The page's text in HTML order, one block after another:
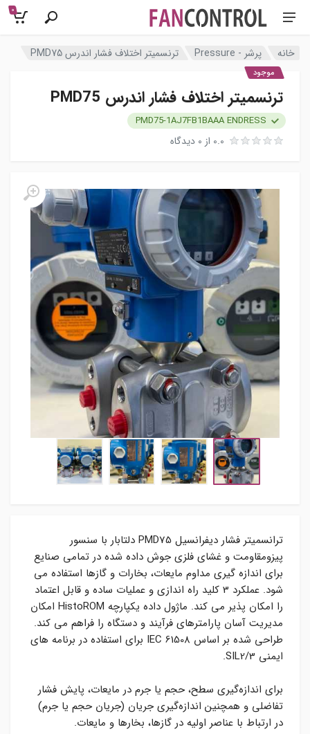
0
خانه پرشر - Pressure ترنسمیتر اختلاف فشار اندرس PMD75
ترنسمیتر اختلاف فشار اندرس PMD75
0.0 از 0 دیدگاه
PMD75-1AJ7FB1BAAA ENDRESS
ترانسمیتر فشار دیفرانسیل PMD75 دلتابار با سنسور
پیزومقاومت و غشای فلزی جوش داده شده در تمامی صنایع
برای اندازه گیری مداوم مایعات، بخارات و گازها استفاده می
شود. عملکرد 3 کلید راه اندازی و عملیات ساده و قابل اعتماد
را امکان پذیر می کند. ماژول داده یکپارچه HistoROM امکان
مدیریت آسان پارامترهای فرآیند و دستگاه را فراهم می کند.
طراحی شده بر اساس IEC 61508 برای استفاده در برنامه های
ایمنی SIL2/3.
برای اندازه‌گیری سطح، حجم یا جرم در مایعات، پایش فشار
تفاضلی و همچنین اندازه‌گیری جریان (جریان حجم یا جرم)
در ارتباط با عناصر اولیه در گازها، بخارها و مایعات.
موجود